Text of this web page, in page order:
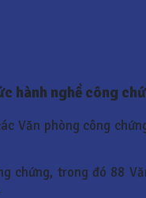
hành nghề công
Văn phòng công
chứng, trong đó 88